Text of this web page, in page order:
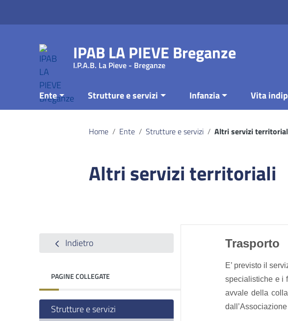
IPAB LA PIEVE Breganze
I.P.A.B. La Pieve - Breganze
Ente Strutture e servizi Infanzia Vita
Home / Ente / Strutture e servizi / Altri servizi
Altri servizi territoriali
Indietro
PAGINE COLLEGATE
Strutture e servizi
Trasporto
E’ previsto il
specialistiche e i
avvale della